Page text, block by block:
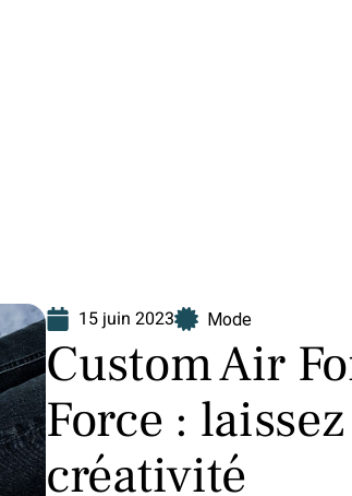
15 juin 2023 Mode
Custom Air
Force :
créativité